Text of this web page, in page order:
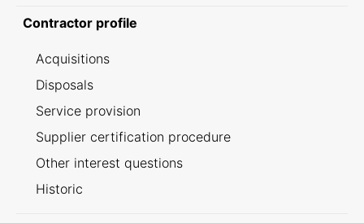
Contractor profile
Acquisitions
Disposals
Service provision
Supplier certification procedure
Other interest questions
Historic